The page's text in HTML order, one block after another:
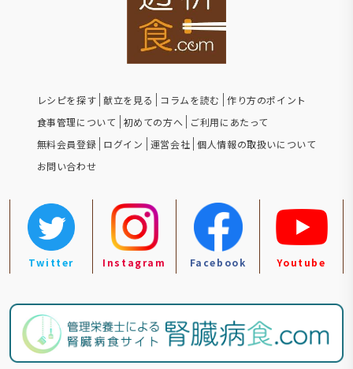
レシピを探す 献立を見る コラムを読む
作り方のポイント
食事管理について
初めての方へ
ご利用にあたって
無料会員登録 ログイン 運営会社 個人情報の取扱いについて
お問い合わせ
Twitter Instagram Facebook Youtube